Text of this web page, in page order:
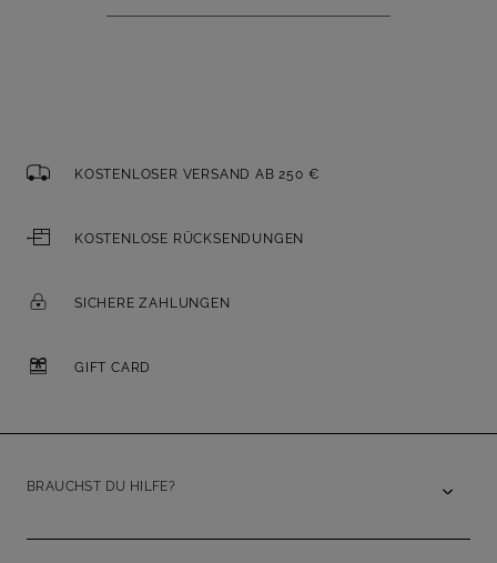
KOSTENLOSER VERSAND AB 250 €
KOSTENLOSE RÜCKSENDUNGEN
SICHERE ZAHLUNGEN
GIFT CARD
BRAUCHST DU HILFE?